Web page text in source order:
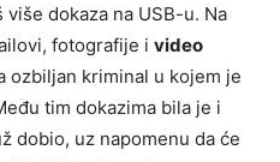
dokaza na USB-u. Na
fotografije i video
ozbiljan kriminal u kojem je
tim dokazima bila je i
dobio, uz napomenu da će